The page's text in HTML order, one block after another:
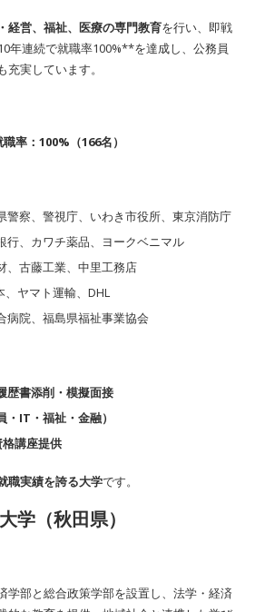
経営、福祉、医療の専門教育を行い、即戦
年連続で就職率100%**を達成し、公務員
実しています。
率：100%（166名）
警察、警視庁、いわき市役所、東京消防庁
行、カワチ薬品、ヨークベニマル
、古藤工業、中里工務店
、ヤマト運輸、DHL
病院、福島県福祉事業協会
歴書添削・模擬面接
IT・福祉・金融）
講座提供
職実績を誇る大学です。
学（秋田県）
学部と総合政策学部を設置し、法学・経済